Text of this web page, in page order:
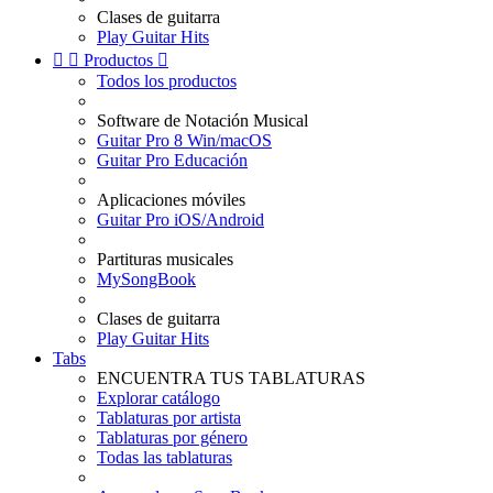
Clases de guitarra
Play Guitar Hits
  Productos 
Todos los productos
Software de Notación Musical
Guitar Pro 8 Win/macOS
Guitar Pro Educación
Aplicaciones móviles
Guitar Pro iOS/Android
Partituras musicales
MySongBook
Clases de guitarra
Play Guitar Hits
Tabs
ENCUENTRA TUS TABLATURAS
Explorar catálogo
Tablaturas por artista
Tablaturas por género
Todas las tablaturas